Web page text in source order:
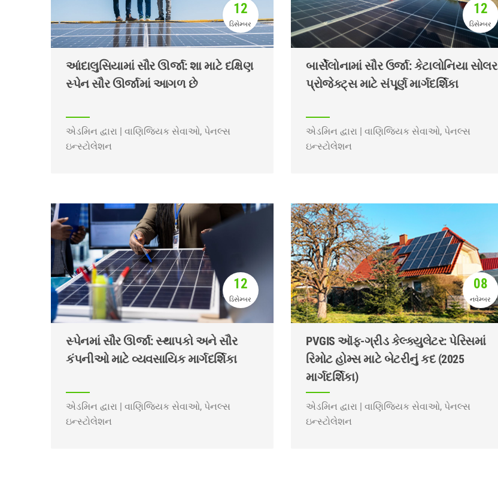
12
ડિસેમ્બર
આંદાલુસિયામાં સૌર ઊર્જા: શા માટે દક્ષિણ
સ્પેન સૌર ઊર્જામાં આગળ છે
એડમિન દ્વારા | વાણિજ્યિક સેવાઓ, પેનલ્સ
ઇન્સ્ટોલેશન
12
ડિસેમ્બર
બાર્સેલોનામાં સૌર ઉર્જા: કેટાલોનિયા સોલર
પ્રોજેક્ટ્સ માટે સંપૂર્ણ માર્ગદર્શિકા
એડમિન દ્વારા | વાણિજ્યિક સેવાઓ, પેનલ્સ
ઇન્સ્ટોલેશન
12
ડિસેમ્બર
સ્પેનમાં સૌર ઊર્જા: સ્થાપકો અને સૌર
કંપનીઓ માટે વ્યવસાયિક માર્ગદર્શિકા
એડમિન દ્વારા | વાણિજ્યિક સેવાઓ, પેનલ્સ
ઇન્સ્ટોલેશન
08
નવેમ્બર
PVGIS ઑફ-ગ્રીડ કેલ્ક્યુલેટર: પેરિસમાં
રિમોટ હોમ્સ માટે બેટરીનું કદ (2025
માર્ગદર્શિકા)
એડમિન દ્વારા | વાણિજ્યિક સેવાઓ, પેનલ્સ
ઇન્સ્ટોલેશન